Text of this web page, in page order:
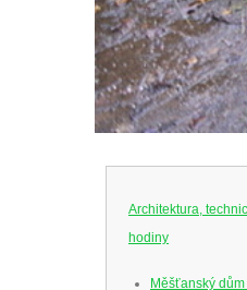
Architektura,
hodiny
Měšťanský